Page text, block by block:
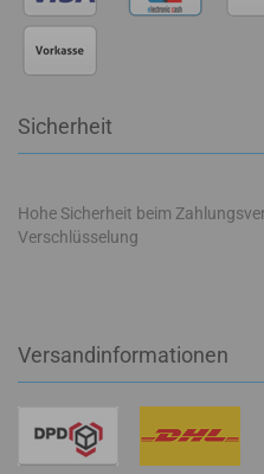
Sicherheit
Hohe Sicherheit beim
Verschlüsselung
Versandinformationen